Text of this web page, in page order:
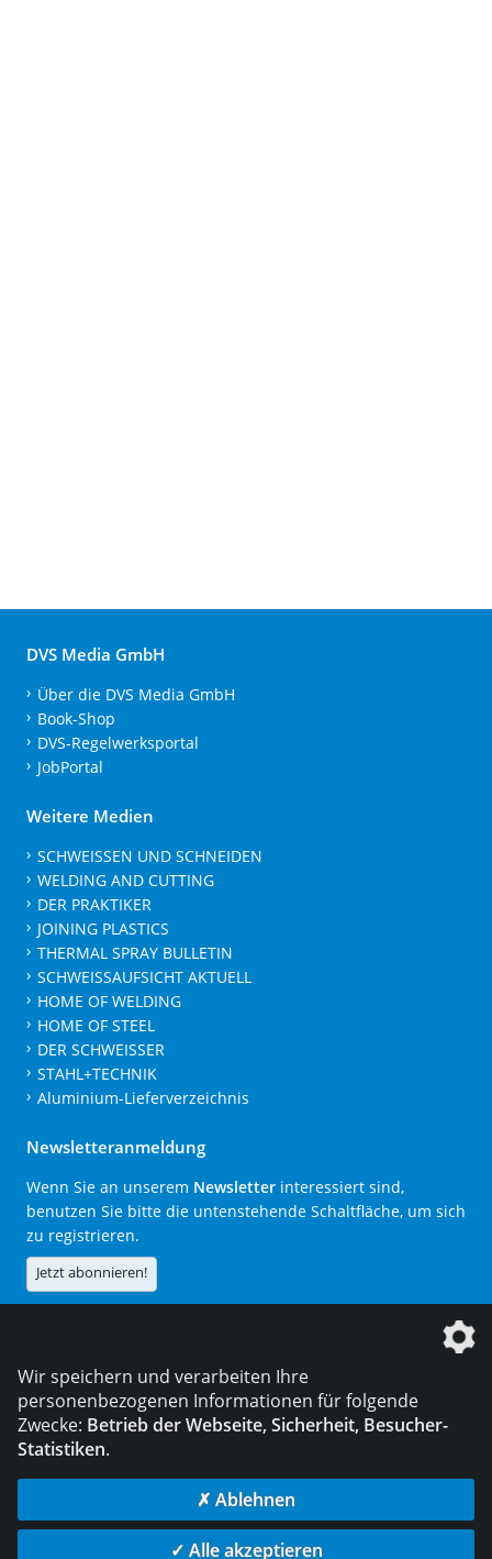
DVS Media GmbH
Über die DVS Media GmbH
Book-Shop
DVS-Regelwerksportal
JobPortal
Weitere Medien
SCHWEISSEN UND SCHNEIDEN
WELDING AND CUTTING
DER PRAKTIKER
JOINING PLASTICS
THERMAL SPRAY BULLETIN
SCHWEISSAUFSICHT AKTUELL
HOME OF WELDING
HOME OF STEEL
DER SCHWEISSER
STAHL+TECHNIK
Aluminium-Lieferverzeichnis
Newsletteranmeldung
Wenn Sie an unserem Newsletter interessiert sind,
benutzen Sie bitte die untenstehende Schaltfläche, um sich
zu registrieren.
Jetzt abonnieren!
© 2026 DVS Media GmbH
Wir speichern und verarbeiten Ihre
personenbezogenen Informationen für folgende
Zwecke: Betrieb der Webseite, Sicherheit, Besucher-
Statistiken.
✗ Ablehnen
✓ Alle akzeptieren